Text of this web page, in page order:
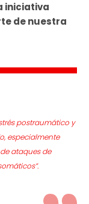
iniciativa
de nuestra
postraumático y
especialmente
ataques de